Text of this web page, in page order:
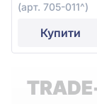
(арт. 705-011^)
Купити